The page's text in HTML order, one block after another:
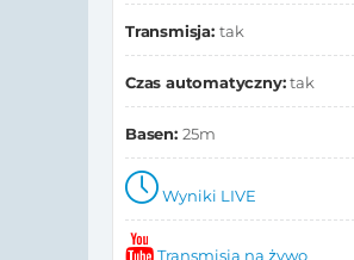
Transmisja: tak
Czas automatyczny:tak
Basen: 25m
Wyniki LIVE
Transmisja na żywo